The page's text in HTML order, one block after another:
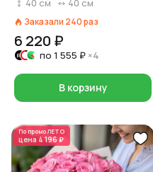
40 см 40 см
Заказали 240раз
6 220 ₽
по 1 555 ₽ ×4
В корзину
По промоЛЕТО
цена 4 196 ₽